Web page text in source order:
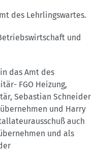
des Lehrlingswartes.
und
das Amt des
FGO Heizung,
Sebastian Schneider
und Harry
auch
und als